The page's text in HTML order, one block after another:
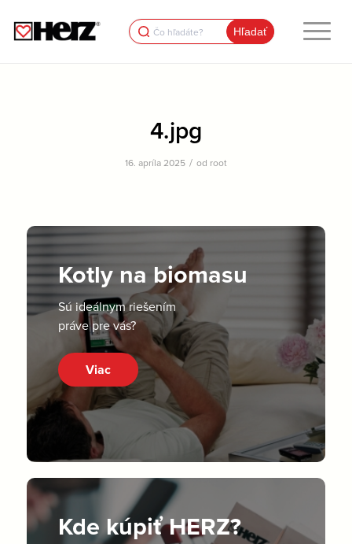
Search
for:
4.jpg
16. apríla 2025 / od root
Kotly na biomasu
Sú ideálnym riešením
práve pre vás?
Viac
Kde kúpiť HERZ?